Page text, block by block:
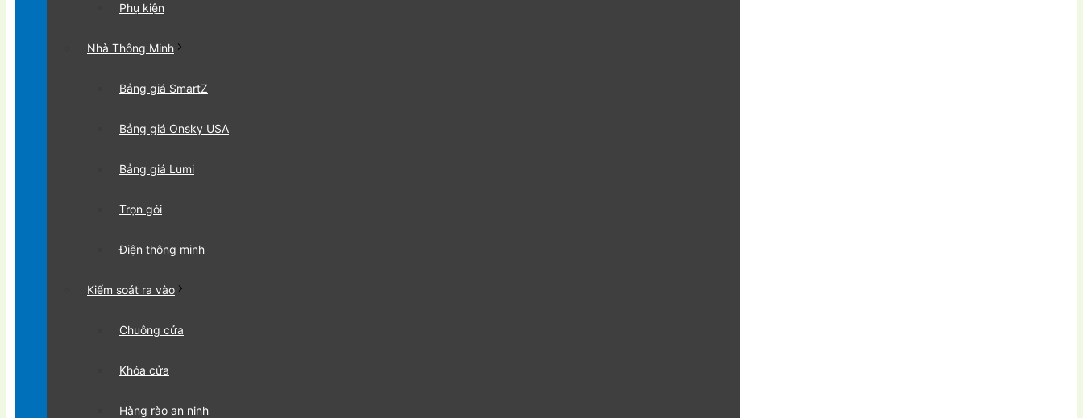
Phụ kiện
Nhà Thông Minh
Bảng giá SmartZ
Bảng giá Onsky USA
Bảng giá Lumi
Trọn gói
Điện thông minh
Kiểm soát ra vào
Chuông cửa
Khóa cửa
Hàng rào an ninh